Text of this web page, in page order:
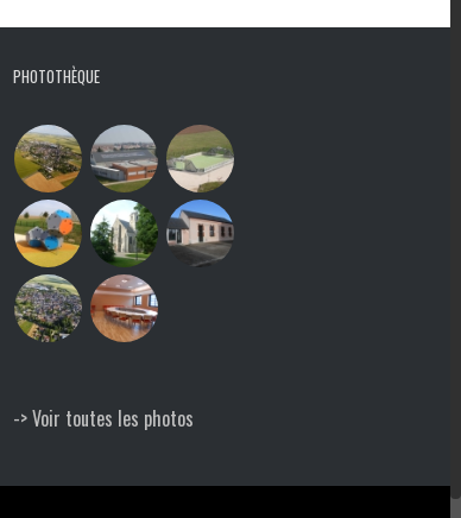
PHOTOTHÈQUE
-> Voir toutes les photos